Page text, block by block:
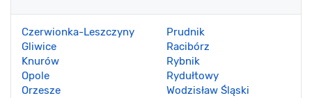
Czerwionka-Leszczyny
Gliwice
Knurów
Opole
Orzesze
Prudnik
Racibórz
Rybnik
Rydułtowy
Wodzisław Śląski